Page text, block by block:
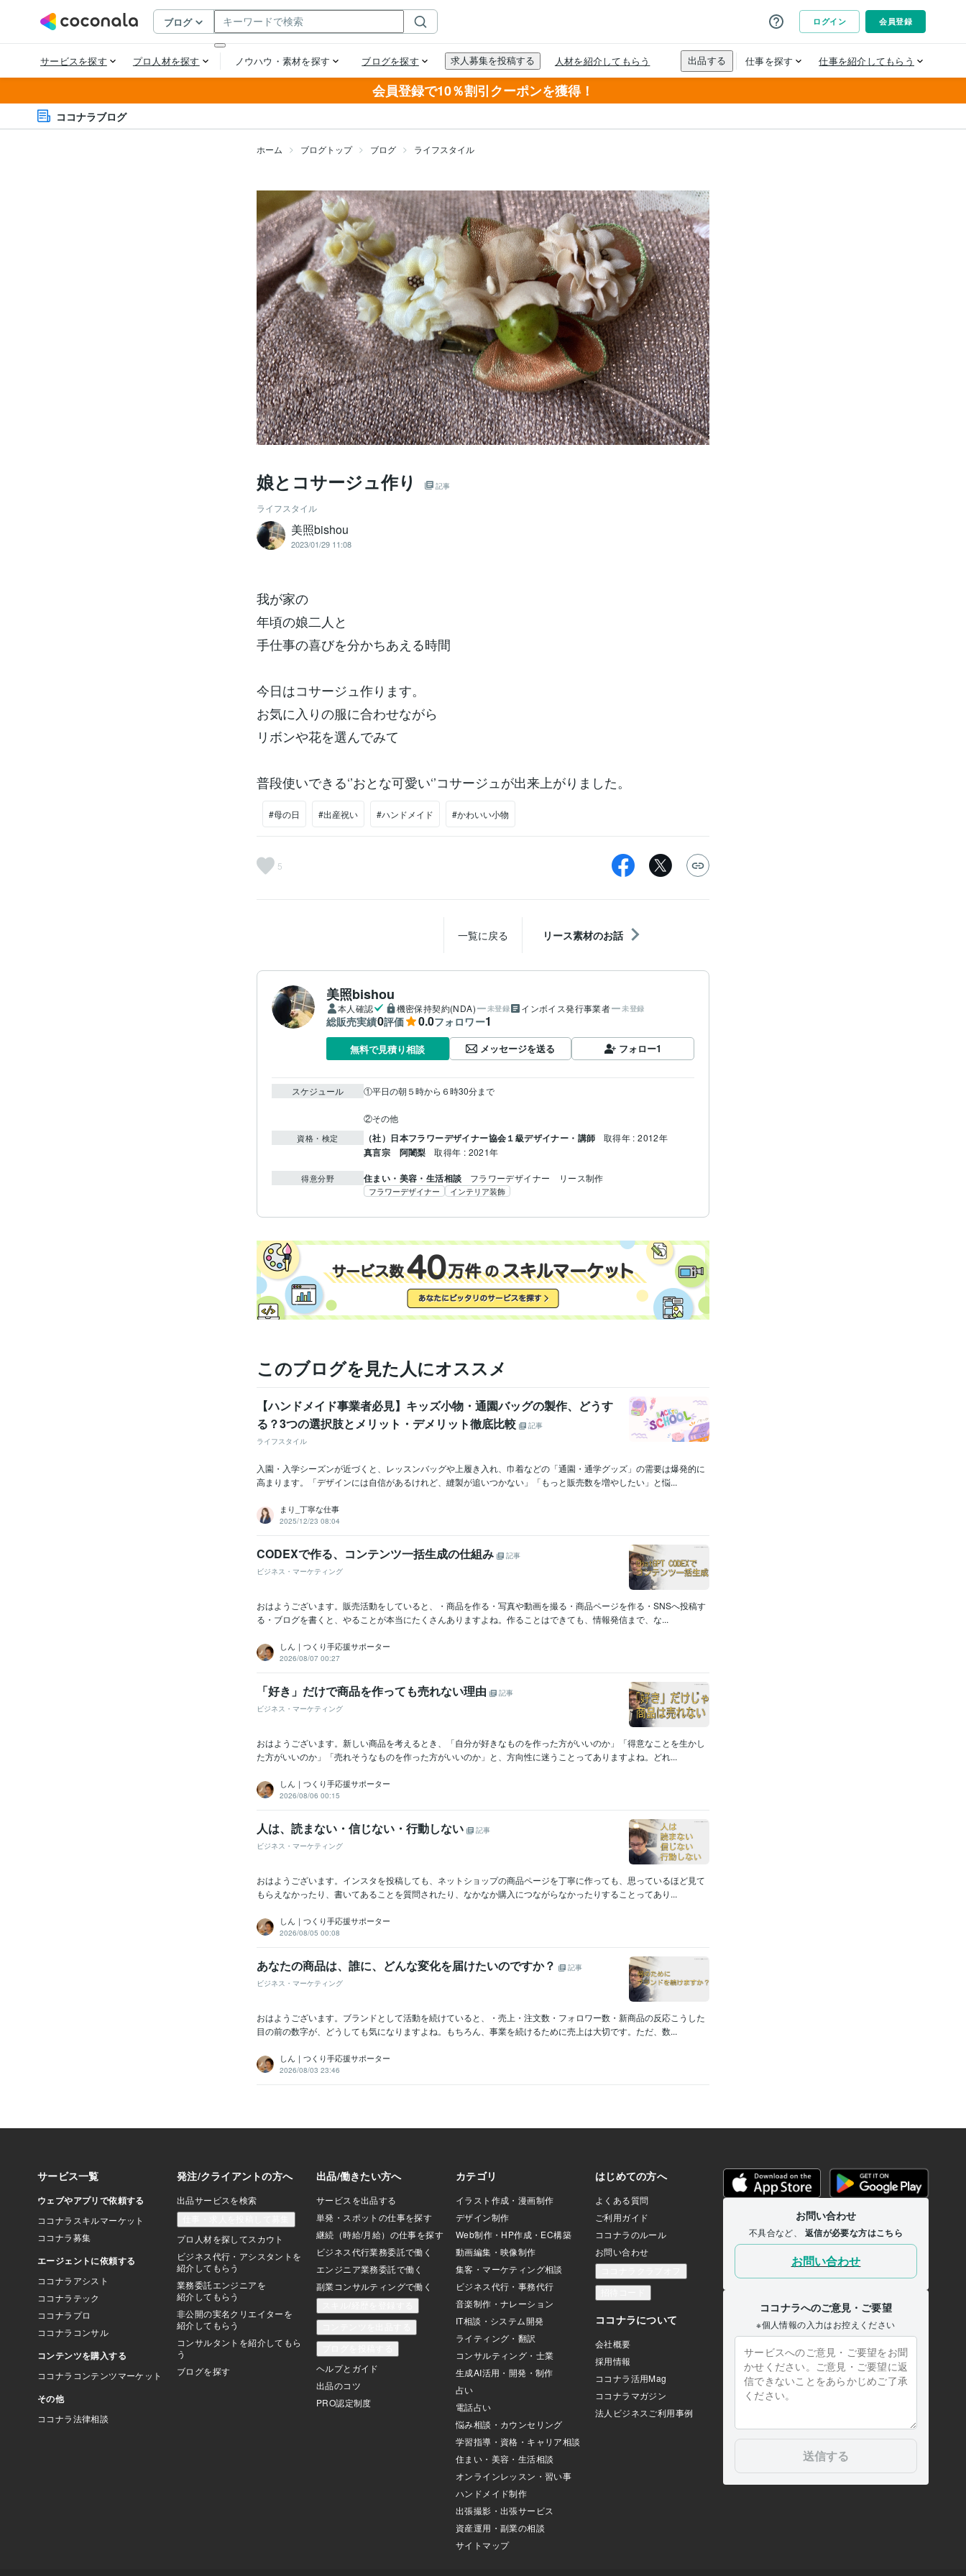
会員登録で10％割引クーポンを獲得！
ココナラブログ
ホーム ブログトップ ブログ ライフスタイル
娘とコサージュ作り 記事
ライフスタイル
美照bishou
2023/01/29 11:08
我が家の
年頃の娘二人と
手仕事の喜びを分かちあえる時間
今日はコサージュ作ります。
お気に入りの服に合わせながら
リボンや花を選んでみて
普段使いできる‘’おとな可愛い‘’コサージュが出来上がりました。
#母の日 #出産祝い #ハンドメイド #かわいい小物
5
一覧に戻る リース素材のお話
美照bishou
本人確認 機密保持契約(NDA) 未登録 インボイス発行事業者 未登録
総販売実績0評価 0.0フォロワー1
無料で見積り相談 メッセージを送る フォロー1
スケジュール ①平日の朝５時から６時30分まで
②その他
資格・検定 （社）日本フラワーデザイナー協会１級デザイナー・講師 取得年 : 2012年
真言宗 阿闍梨 取得年 : 2021年
得意分野 住まい・美容・生活相談 フラワーデザイナー　リース制作
フラワーデザイナー インテリア装飾
このブログを見た人にオススメ
【ハンドメイド事業者必見】キッズ小物・通園バッグの製作、どうす
る？3つの選択肢とメリット・デメリット徹底比較
記事
ライフスタイル
入園・入学シーズンが近づくと、レッスンバッグや上履き入れ、巾着などの「通園・通学グッズ」の需要は爆発的に
高まります。「デザインには自信があるけれど、縫製が追いつかない」「もっと販売数を増やしたい」と悩...
まり_丁寧な仕事
2025/12/23 08:04
CODEXで作る、コンテンツ一括生成の仕組み
記事
ビジネス・マーケティング
おはようございます。販売活動をしていると、・商品を作る・写真や動画を撮る・商品ページを作る・SNSへ投稿す
る・ブログを書くと、やることが本当にたくさんありますよね。作ることはできても、情報発信まで、な...
しん｜つくり手応援サポーター
2026/08/07 00:27
「好き」だけで商品を作っても売れない理由
記事
ビジネス・マーケティング
おはようございます。新しい商品を考えるとき、「自分が好きなものを作った方がいいのか」「得意なことを生かし
た方がいいのか」「売れそうなものを作った方がいいのか」と、方向性に迷うことってありますよね。どれ...
しん｜つくり手応援サポーター
2026/08/06 00:15
人は、読まない・信じない・行動しない
記事
ビジネス・マーケティング
おはようございます。インスタを投稿しても、ネットショップの商品ページを丁寧に作っても、思っているほど見て
もらえなかったり、書いてあることを質問されたり、なかなか購入につながらなかったりすることってあり...
しん｜つくり手応援サポーター
2026/08/05 00:08
あなたの商品は、誰に、どんな変化を届けたいのですか？
記事
ビジネス・マーケティング
おはようございます。ブランドとして活動を続けていると、・売上・注文数・フォロワー数・新商品の反応こうした
目の前の数字が、どうしても気になりますよね。もちろん、事業を続けるために売上は大切です。ただ、数...
しん｜つくり手応援サポーター
2026/08/03 23:46